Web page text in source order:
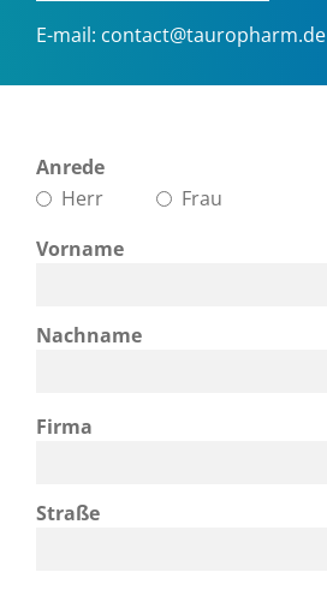
E-mail: contact@tauropharm.de
Anrede
Herr
Frau
Vorname
Nachname
Firma
Straße